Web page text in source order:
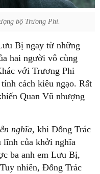
bộ Trương Phi.
Bị ngay từ những
hai người vô cùng
với Trương Phi
cách kiêu ngạo. Rất
Quan Vũ nhượng
nghĩa, khi Đổng Trác
lĩnh của khởi nghĩa
ba anh em Lưu Bị,
nhiên, Đổng Trác